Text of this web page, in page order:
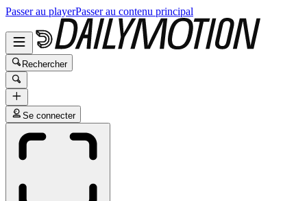
Passer au playerPasser au contenu principal
Rechercher
Se connecter